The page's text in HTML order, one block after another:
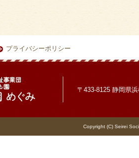
プライバシーポリシー
〒433-8125 静岡県
Copyright (C) Seirei